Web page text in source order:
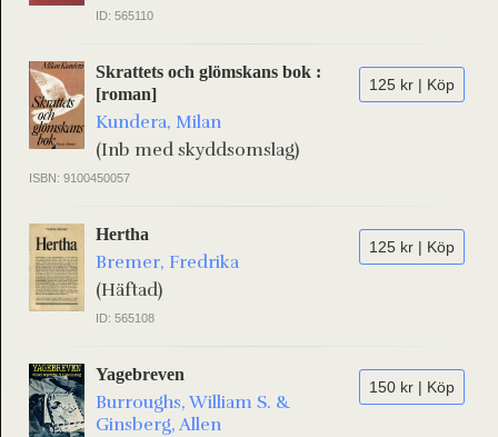
ID: 565110
125 kr | Köp
Skrattets och glömskans bok :
[roman]
Kundera, Milan
(Inb med skyddsomslag)
ISBN: 9100450057
125 kr | Köp
Hertha
Bremer, Fredrika
(Häftad)
ID: 565108
150 kr | Köp
Yagebreven
Burroughs, William S. &
Ginsberg, Allen